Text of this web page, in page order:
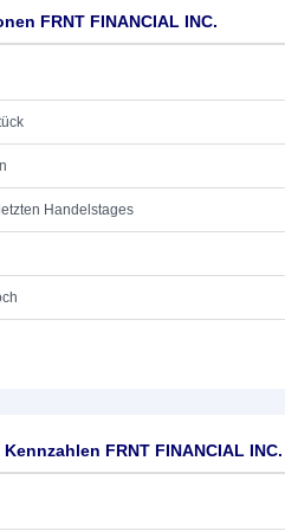
FRNT FINANCIAL INC.
Handelstages
FRNT FINANCIAL INC.